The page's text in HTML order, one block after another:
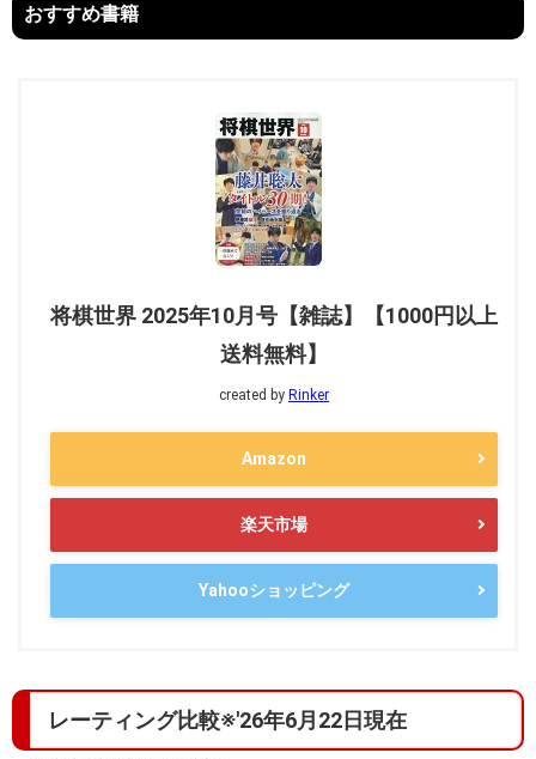
おすすめ書籍
将棋世界 2025年10月号【雑誌】【1000円以上
送料無料】
created by Rinker
Amazon
楽天市場
Yahooショッピング
レーティング比較※'26年6月22日現在